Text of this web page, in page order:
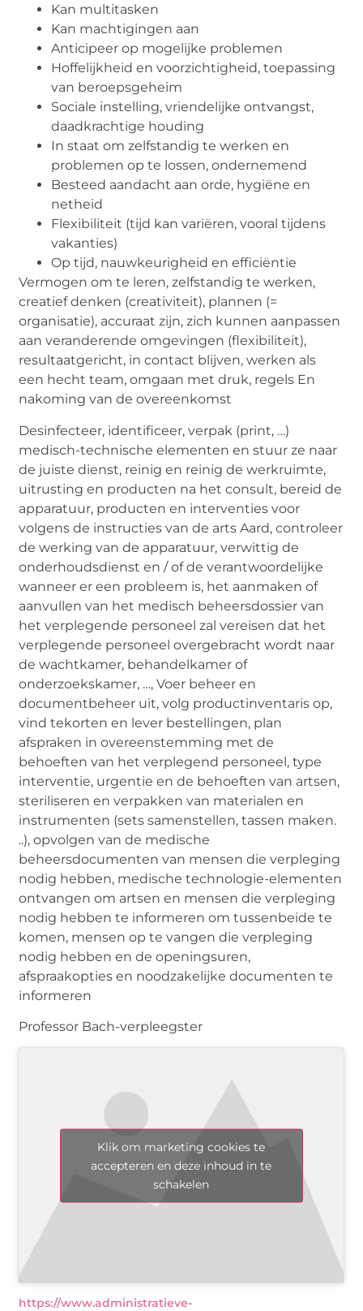
Kan multitasken
Kan machtigingen aan
Anticipeer op mogelijke problemen
Hoffelijkheid en voorzichtigheid, toepassing
van beroepsgeheim
Sociale instelling, vriendelijke ontvangst,
daadkrachtige houding
In staat om zelfstandig te werken en
problemen op te lossen, ondernemend
Besteed aandacht aan orde, hygiëne en
netheid
Flexibiliteit (tijd kan variëren, vooral tijdens
vakanties)
Op tijd, nauwkeurigheid en efficiëntie
Vermogen om te leren, zelfstandig te werken,
creatief denken (creativiteit), plannen (=
organisatie), accuraat zijn, zich kunnen aanpassen
aan veranderende omgevingen (flexibiliteit),
resultaatgericht, in contact blijven, werken als
een hecht team, omgaan met druk, regels En
nakoming van de overeenkomst
Desinfecteer, identificeer, verpak (print, …)
medisch-technische elementen en stuur ze naar
de juiste dienst, reinig en reinig de werkruimte,
uitrusting en producten na het consult, bereid de
apparatuur, producten en interventies voor
volgens de instructies van de arts Aard, controleer
de werking van de apparatuur, verwittig de
onderhoudsdienst en / of de verantwoordelijke
wanneer er een probleem is, het aanmaken of
aanvullen van het medisch beheersdossier van
het verplegende personeel zal vereisen dat het
verplegende personeel overgebracht wordt naar
de wachtkamer, behandelkamer of
onderzoekskamer, …, Voer beheer en
documentbeheer uit, volg productinventaris op,
vind tekorten en lever bestellingen, plan
afspraken in overeenstemming met de
behoeften van het verplegend personeel, type
interventie, urgentie en de behoeften van artsen,
steriliseren en verpakken van materialen en
instrumenten (sets samenstellen, tassen maken.
..), opvolgen van de medische
beheersdocumenten van mensen die verpleging
nodig hebben, medische technologie-elementen
ontvangen om artsen en mensen die verpleging
nodig hebben te informeren om tussenbeide te
komen, mensen op te vangen die verpleging
nodig hebben en de openingsuren,
afspraakopties en noodzakelijke documenten te
informeren
Professor Bach-verpleegster
Klik om marketing cookies te
accepteren en deze inhoud in te
schakelen
https://www.administratieve-